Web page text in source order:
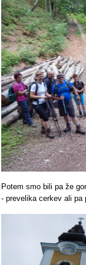
Potem smo bili pa že
- prevelika cerkev ali pa